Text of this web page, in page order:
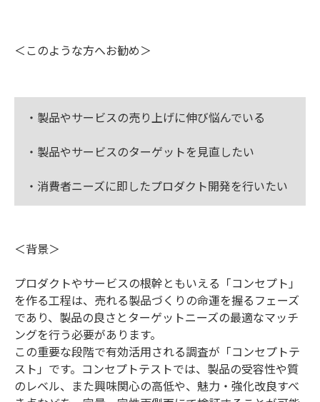
＜このような方へお勧め＞
・製品やサービスの売り上げに伸び悩んでいる
・製品やサービスのターゲットを見直したい
・消費者ニーズに即したプロダクト開発を行いたい
＜背景＞
プロダクトやサービスの根幹ともいえる「コンセプト」
を作る工程は、売れる製品づくりの命運を握るフェーズ
であり、製品の良さとターゲットニーズの最適なマッチ
ングを行う必要があります。
この重要な段階で有効活用される調査が「コンセプトテ
スト」です。コンセプトテストでは、製品の受容性や質
のレベル、また興味関心の高低や、魅力・強化改良すべ